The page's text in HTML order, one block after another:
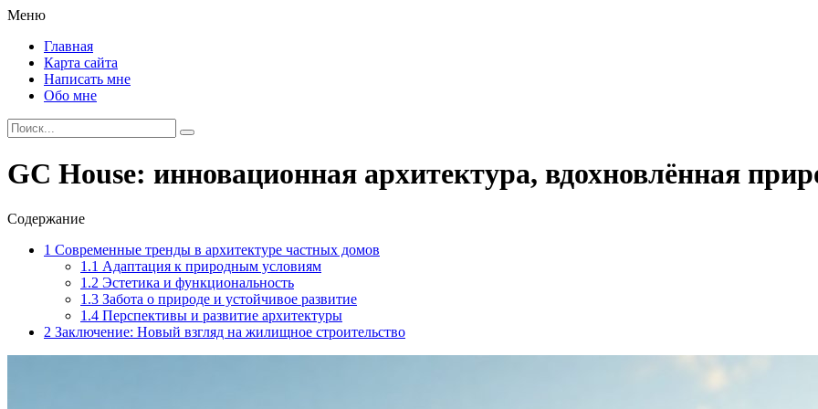
Меню
Главная
Карта сайта
Написать мне
Обо мне
GC House: инновационная архитектура, вдохновлённая
Содержание
1 Современные тренды в архитектуре частных домов
1.1 Адаптация к природным условиям
1.2 Эстетика и функциональность
1.3 Забота о природе и устойчивое развитие
1.4 Перспективы и развитие архитектуры
2 Заключение: Новый взгляд на жилищное строительство